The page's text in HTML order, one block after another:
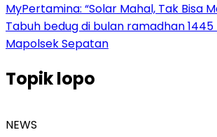
MyPertamina: “Solar Mahal, Tak Bisa
Tabuh bedug di bulan ramadhan
Mapolsek Sepatan
Topiklopo
NEWS